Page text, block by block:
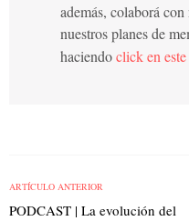
además, colaborá con
nuestros planes de
haciendoclick en
ARTÍCULO ANTERIOR
PODCAST | La evolución del